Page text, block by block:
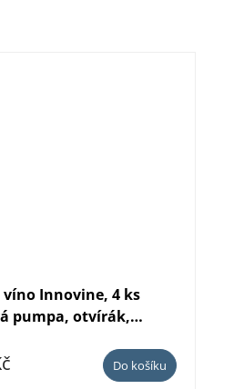
víno Innovine, 4 ks
pumpa, otvírák,
Do košíku